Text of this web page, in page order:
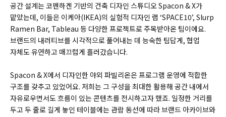
공간 설계는 코펜하겐 기반의 건축 디자인 스튜디오 Spacon & X가
맡았는데, 이들은 이케아(IKEA)의 실험적 디자인 랩 ‘SPACE10’, Slurp
Ramen Bar, Tableau 등 다양한 프로젝트로 주목받아온 팀이에요.
브랜드의 내러티브를 시각적으로 풀어내는 데 능숙한 팀답게, 협업
자체도 유연하고 매끄럽게 흘러갔습니다.
Spacon & X에서 디자인한 야외 파빌리온은 프로그램 운영에 적합한
구조를 갖추고 있었어요. 저희는 그 구성을 최대한 활용해 공간 내에서
자유로우면서도 흐름이 있는 콘텐츠를 전시하고자 했죠. 일정한 거리를
두고 두 줄로 길게 놓인 테이블에는 관람 동선에 따라 브랜드 아카이브와